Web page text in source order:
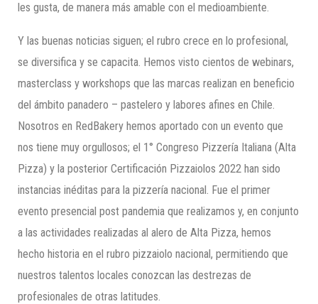
les gusta, de manera más amable con el medioambiente.
Y las buenas noticias siguen; el rubro crece en lo profesional,
se diversifica y se capacita. Hemos visto cientos de webinars,
masterclass y workshops que las marcas realizan en beneficio
del ámbito panadero – pastelero y labores afines en Chile.
Nosotros en RedBakery hemos aportado con un evento que
nos tiene muy orgullosos; el 1° Congreso Pizzería Italiana (Alta
Pizza) y la posterior Certificación Pizzaiolos 2022 han sido
instancias inéditas para la pizzería nacional. Fue el primer
evento presencial post pandemia que realizamos y, en conjunto
a las actividades realizadas al alero de Alta Pizza, hemos
hecho historia en el rubro pizzaiolo nacional, permitiendo que
nuestros talentos locales conozcan las destrezas de
profesionales de otras latitudes.